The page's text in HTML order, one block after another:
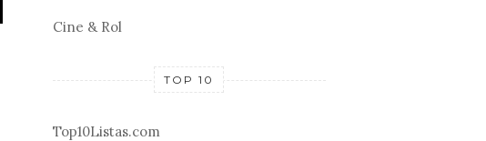
Cine & Rol
TOP 10
Top10Listas.com